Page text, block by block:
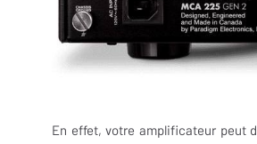
En effet, votre amplificateur peut